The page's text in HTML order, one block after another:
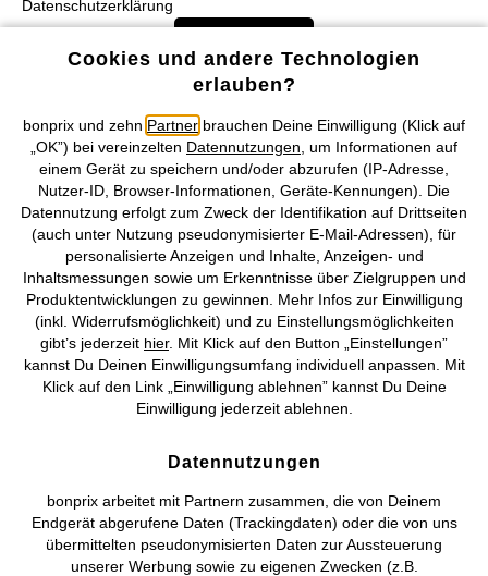
zum Anlass nehmen, um für die anstehende Hochzeitsnacht Deine
tauschen.
Welche Unterwäsche passt zu
welchem Brautkleid?
Hochzeitswäsche soll nicht nur edel aussehen, sondern auch perfekt
zum Schnitt des Brautkleids passen. Für ein schulterfreies Kleid
eignet sich ein trägerloser BH, für ein Kleid mit betonter Taille bietet
sich Shapewear in Form von hoch geschnittenen Slips,
Brautcorsagen, Shape-Kleidern oder Bodys an. Mit gepolsterten
Trägern, haltgebenden Schnittformen und individuell verstellbaren
Verschlüssen geben Dir unsere BHs den ganzen Tag über ein sicheres
Gefühl. Shaping-Slips formen den Bauch- und Taillenbereich und
lassen sich besonders gut unter figurbetonten Hochzeitskleidern
tragen. Für ein umwerfendes Dekolleté empfehlen wir unsere Push-
up-BHs. Für Frauen mit grösserem Busen führen wir zudem Hochzeit-
und Deine Brust optisch verkleinert.
Hochzeitsdessous für
unvergessliche Momente
Datenschutzerklärung
Alle Vorteile unserer App genießen!
Unsere Zahlungsarten
Unser Service
Topkategorien / Saisonales
Cookies und andere Technologien
erlauben?
bonprix und zehn Partner brauchen Deine Einwilligung (Klick auf
„OK”) bei vereinzelten Datennutzungen , um Informationen auf
einem Gerät zu speichern und/oder abzurufen (IP-Adresse,
Nutzer-ID, Browser-Informationen, Geräte-Kennungen). Die
Datennutzung erfolgt zum Zweck der Identifikation auf Drittseiten
(auch unter Nutzung pseudonymisierter E-Mail-Adressen), für
personalisierte Anzeigen und Inhalte, Anzeigen- und
Inhaltsmessungen sowie um Erkenntnisse über Zielgruppen und
Produktentwicklungen zu gewinnen. Mehr Infos zur Einwilligung
(inkl. Widerrufsmöglichkeit) und zu Einstellungsmöglichkeiten
gibt’s jederzeit hier. Mit Klick auf den Button „Einstellungen”
kannst Du Deinen Einwilligungsumfang individuell anpassen. Mit
Klick auf den Link „Einwilligung ablehnen” kannst Du Deine
Einwilligung jederzeit ablehnen.
Datennutzungen
bonprix arbeitet mit Partnern zusammen, die von Deinem
Endgerät abgerufene Daten (Trackingdaten) oder die von uns
übermittelten pseudonymisierten Daten zur Aussteuerung
unserer Werbung sowie zu eigenen Zwecken (z.B.